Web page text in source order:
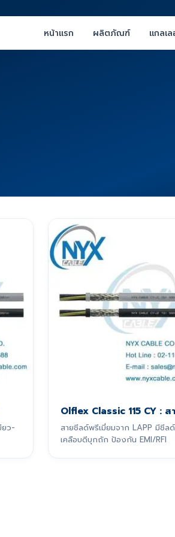
หน้าแรก
ผลิตภัณฑ์ แกลเ
ยว-
Olflex Classic 115 CY :
สายชีลด์พรีเมี่ยมจาก LAPP มีชีล
เคลือบดีบุกถัก ป้องกัน EMI/RFI